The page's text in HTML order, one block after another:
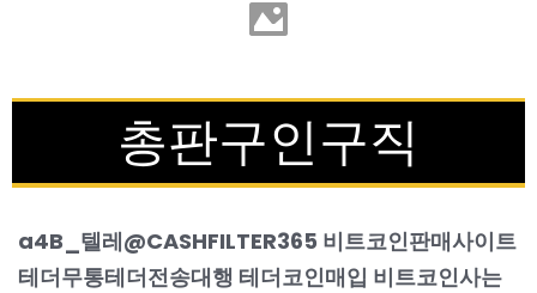
총판구인구직
a4B_텔레@CASHFILTER365 비트코인판매사이트
테더무통테더전송대행 테더코인매입 비트코인사는